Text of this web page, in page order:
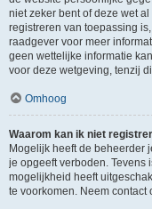
niet zeker bent of deze wet
registreren van toepassing
raadgever voor meer
geen wettelijke informatie
voor deze wetgeving, tenzij
Omhoog
Waarom kan ik niet
Mogelijk heeft de beheerder
je opgeeft verboden. Tevens
mogelijkheid heeft
te voorkomen. Neem